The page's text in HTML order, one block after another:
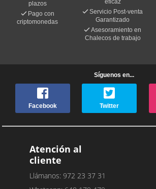
plazos
Pago con
criptomonedas
eficaz
Servicio Post-venta
Garantizado
Asesoramiento en
Chalecos de trabajo
Síguenos en...
Facebook Twitter
Atención al
cliente
Llámanos: 972 23 37 31